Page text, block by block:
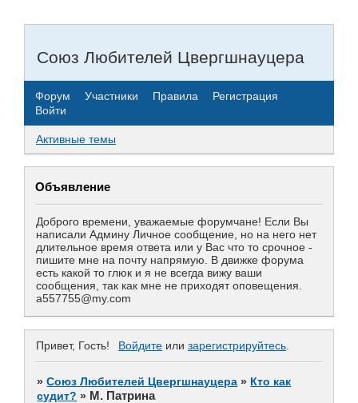
Союз Любителей Цвергшнауцера
Форум Участники Правила
Регистрация
Войти
Активные темы
Объявление
Доброго времени, уважаемые форумчане! Если Вы
написали Админу Личное сообщение, но на него нет
длительное время ответа или у Вас что то срочное -
пишите мне на почту напрямую. В движке форума
есть какой то глюк и я не всегда вижу ваши
сообщения, так как мне не приходят оповещения.
a557755@my.com
Привет, Гость! Войдите или зарегистрируйтесь.
»Союз Любителей Цвергшнауцера » Кто как
судит? » М. Патрина